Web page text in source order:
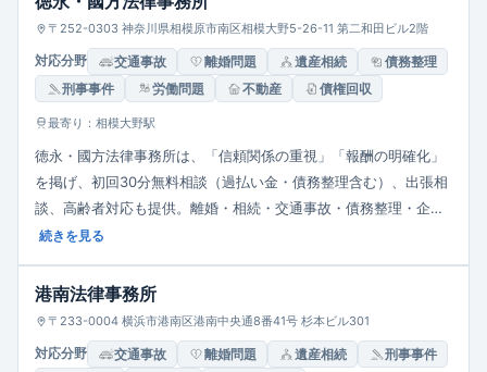
〒252-0303 神奈川県相模原市南区相模大野5-26-11 第二和田ビル2階
対応分野 交通事故 離婚問題 遺産相続
債務整理
刑事事件
労働問題 不動産 債権回収
最寄り：相模大野駅
徳永・國方法律事務所は、「信頼関係の重視」「報酬の明確化」
を掲げ、初回30分無料相談（過払い金・債務整理含む）、出張相
談、高齢者対応も提供。離婚・相続・交通事故・債務整理・企業
法務・刑事事件など幅広い案件に専門的知識と迅速な手続きを通
続きを見る
港南法律事務所
〒233-0004 横浜市港南区港南中央通8番41号 杉本ビル301
対応分野 交通事故 離婚問題 遺産相続
刑事事件